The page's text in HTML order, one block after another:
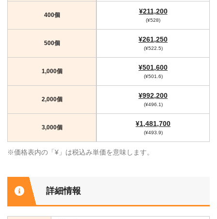
400個 ¥211,200
(¥528)
500個 ¥261,250
(¥522.5)
1,000個 ¥501,600
(¥501.6)
2,000個 ¥992,200
(¥496.1)
3,000個 ¥1,481,700
(¥493.9)
※価格表内の「¥」は税込み単価を意味します。
詳細情報